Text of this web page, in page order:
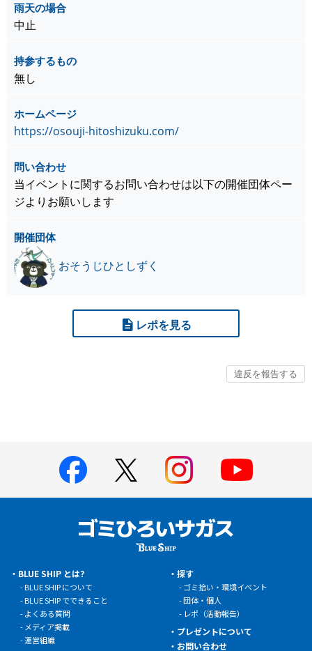
雨天の場合
中止
持参するもの
無し
ホームページ
https://osouji-hitoshizuku.com/
問い合わせ
当イベントに関するお問い合わせは以下の開催団体ペー
ジよりお願いします
開催団体
おそうじひとしずく
レポを見る
BLUE SHIP とは?
BLUE SHIP について
BLUE SHIP でできること
よくある質問
メディア掲載
運営組織
探す
ゴミ拾い・環境イベント
団体・個人
レポ（活動報告）
プレゼントについて
お問い合わせ